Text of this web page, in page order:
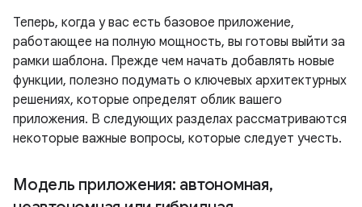
Теперь, когда у вас есть базовое приложение,
работающее на полную мощность, вы готовы выйти за
рамки шаблона. Прежде чем начать добавлять новые
функции, полезно подумать о ключевых архитектурных
решениях, которые определят облик вашего
приложения. В следующих разделах рассматриваются
некоторые важные вопросы, которые следует учесть.
Модель приложения: автономная,